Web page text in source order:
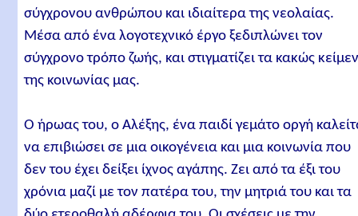
σύγχρονου ανθρώπου και ιδιαίτερα της νεολαίας.
Μέσα από ένα λογοτεχνικό έργο ξεδιπλώνει τον
σύγχρονο τρόπο ζωής, και στιγματίζει τα κακώς
της κοινωνίας μας.
Ο ήρωας του, ο Αλέξης, ένα παιδί γεμάτο οργή
να επιβιώσει σε μια οικογένεια και μια κοινωνία που
δεν του έχει δείξει ίχνος αγάπης. Ζει από τα έξι του
χρόνια μαζί με τον πατέρα του, την μητριά του και τα